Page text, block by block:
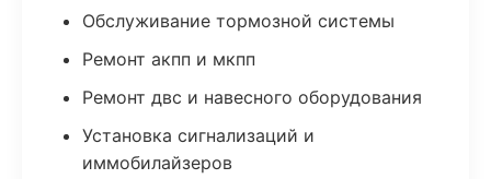
Обслуживание тормозной системы
Ремонт акпп и мкпп
Ремонт двс и навесного оборудования
Установка сигнализаций и
иммобилайзеров